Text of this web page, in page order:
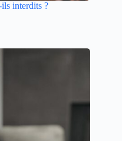
interdits ?